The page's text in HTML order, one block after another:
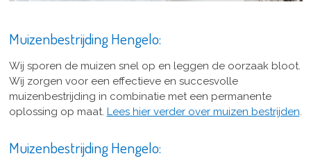
Muizenbestrijding Hengelo:
Wij sporen de muizen snel op en leggen de oorzaak bloot.
Wij zorgen voor een effectieve en succesvolle
muizenbestrijding in combinatie met een permanente
oplossing op maat. Lees hier verder over muizen bestrijden.
Muizenbestrijding Hengelo: